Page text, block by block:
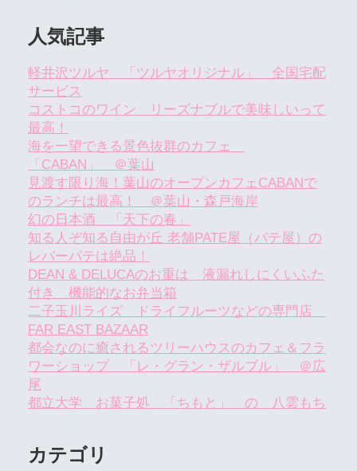
人気記事
軽井沢ツルヤ 「ツルヤオリジナル」 全国宅配
サービス
コストコのワイン リーズナブルで美味しいって
最高！
海を一望できる景色抜群のカフェ
「CABAN」 ＠葉山
見渡す限り海！葉山のオープンカフェCABANで
のランチは最高！ ＠葉山・森戸海岸
幻の日本酒 「天下の春」
知る人ぞ知る自由が丘 老舗PATE屋（パテ屋）の
レバーパテは絶品！
DEAN & DELUCAのお重は 液漏れしにくいふた
付き 機能的なお弁当箱
二子玉川ライズ ドライフルーツなどの専門店
FAR EAST BAZAAR
都会なのに癒されるツリーハウスのカフェ＆フラ
ワーショップ 「レ・グラン・ザルブル」 ＠広
尾
都立大学 お菓子処 「ちもと」 の 八雲もち
カテゴリ